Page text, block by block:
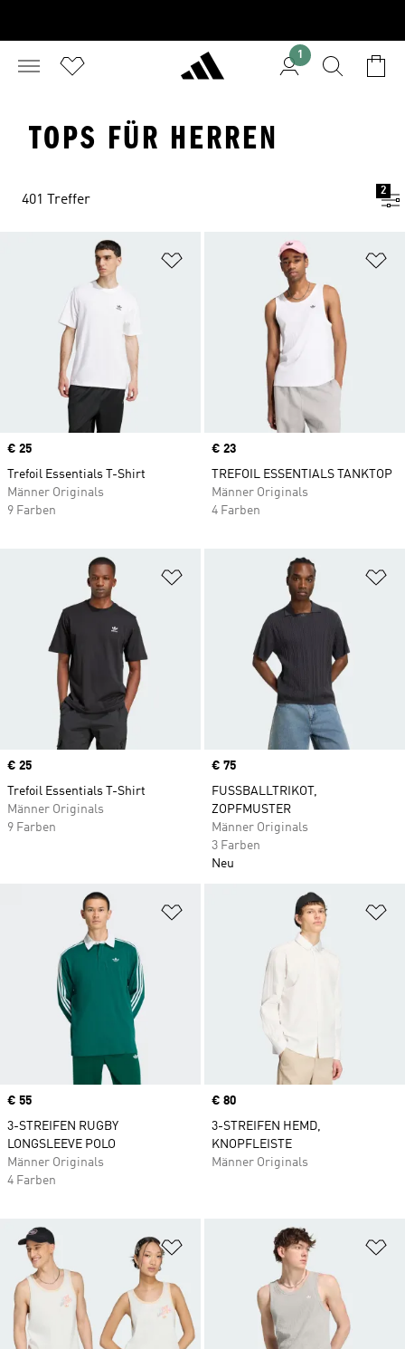
1
TOPS FÜR HERREN
401 Treffer
2
Zur Wunschliste hinzufügen
Price
€ 25
Trefoil Essentials T-Shirt
Männer Originals
9 Farben
Price
€ 23
TREFOIL ESSENTIALS TANKTOP
Männer Originals
4 Farben
Zur Wunschliste hinzufügen
Price
€ 25
Trefoil Essentials T-Shirt
Männer Originals
9 Farben
Price
€ 75
FUSSBALLTRIKOT,
ZOPFMUSTER
Männer Originals
3 Farben
Neu
Zur Wunschliste hinzufügen
Price
€ 55
3-STREIFEN RUGBY
LONGSLEEVE POLO
Männer Originals
4 Farben
Price
€ 80
3-STREIFEN HEMD,
KNOPFLEISTE
Männer Originals
Zur Wunschliste hinzufügen